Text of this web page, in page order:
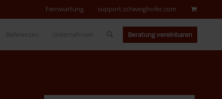
Fernwartung support.schweighofer.com
Referenzen Unternehmen Beratung vereinbaren